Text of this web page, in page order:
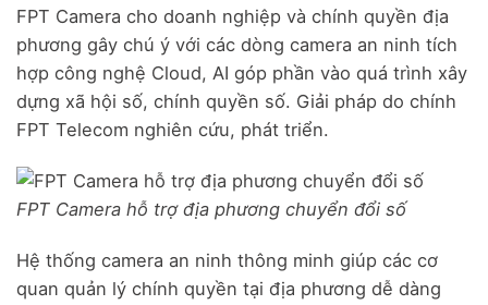
FPT Camera cho doanh nghiệp và chính quyền địa
phương gây chú ý với các dòng camera an ninh tích
hợp công nghệ Cloud, AI góp phần vào quá trình xây
dựng xã hội số, chính quyền số. Giải pháp do chính
FPT Telecom nghiên cứu, phát triển.
FPT Camera hỗ trợ địa phương chuyển đổi số
Hệ thống camera an ninh thông minh giúp các cơ
quan quản lý chính quyền tại địa phương dễ dàng